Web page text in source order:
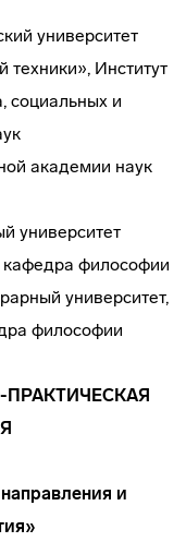
университет
техники», Институт
социальных и
академии наук
университет
кафедра философии
университет,
философии
и